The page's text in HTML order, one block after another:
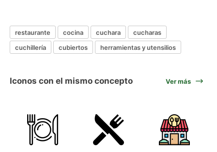
restaurante cocina cuchara
cucharas
cuchillería
cubiertos herramientas y utensilios
Iconos con el mismo concepto Ver más